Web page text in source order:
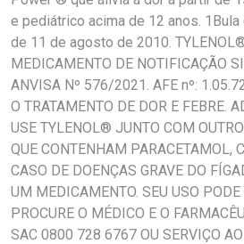
e pediátrico acima de 12 anos. 1Bula
de 11 de agosto de 2010.
MEDICAMENTO DE NOTIFICAÇÃO
ANVISA Nº 576/2021. AFE nº:
O TRATAMENTO DE DOR E FEBRE.
USE TYLENOL® JUNTO COM
QUE CONTENHAM PARACETAMOL,
CASO DE DOENÇAS GRAVE DO
UM MEDICAMENTO. SEU USO PODE
PROCURE O MÉDICO E O
SAC 0800 728 6767 OU SERVIÇO